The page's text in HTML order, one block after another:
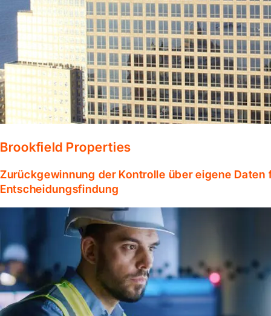
Brookfield Properties
Zurückgewinnung der Kontrolle über eigene Daten
Entscheidungsfindung